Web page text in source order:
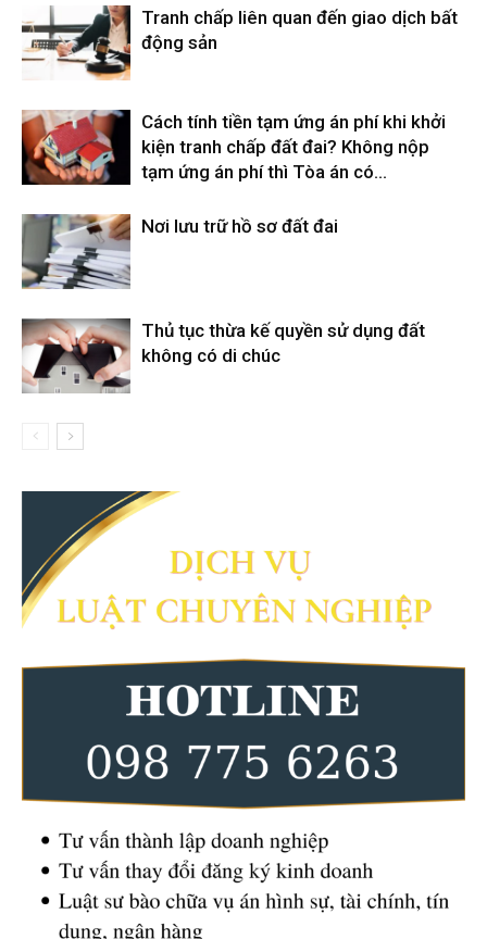
Tranh chấp liên quan đến giao dịch bất
động sản
Cách tính tiền tạm ứng án phí khi khởi
kiện tranh chấp đất đai? Không nộp
tạm ứng án phí thì Tòa án có...
Nơi lưu trữ hồ sơ đất đai
Thủ tục thừa kế quyền sử dụng đất
không có di chúc